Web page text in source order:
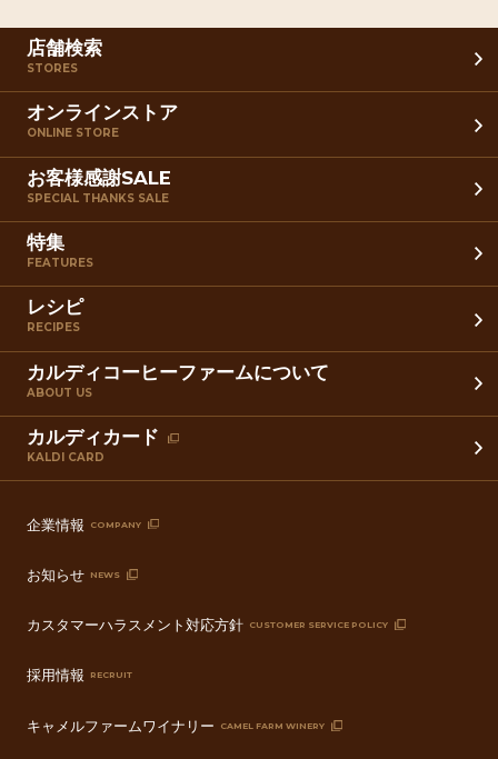
店舗検索
STORES
オンラインストア
ONLINE STORE
お客様感謝SALE
SPECIAL THANKS SALE
特集
FEATURES
レシピ
RECIPES
カルディコーヒーファームについて
ABOUT US
カルディカード
KALDI CARD
企業情報 COMPANY
お知らせ NEWS
カスタマーハラスメント対応方針 CUSTOMER SERVICE POLICY
採用情報 RECRUIT
キャメルファームワイナリー CAMEL FARM WINERY